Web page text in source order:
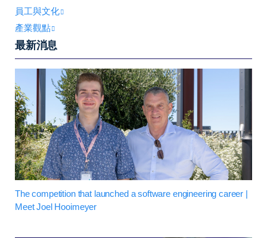
員工與文化
產業觀點
最新消息
The competition that launched a software engineering career |
Meet Joel Hooimeyer